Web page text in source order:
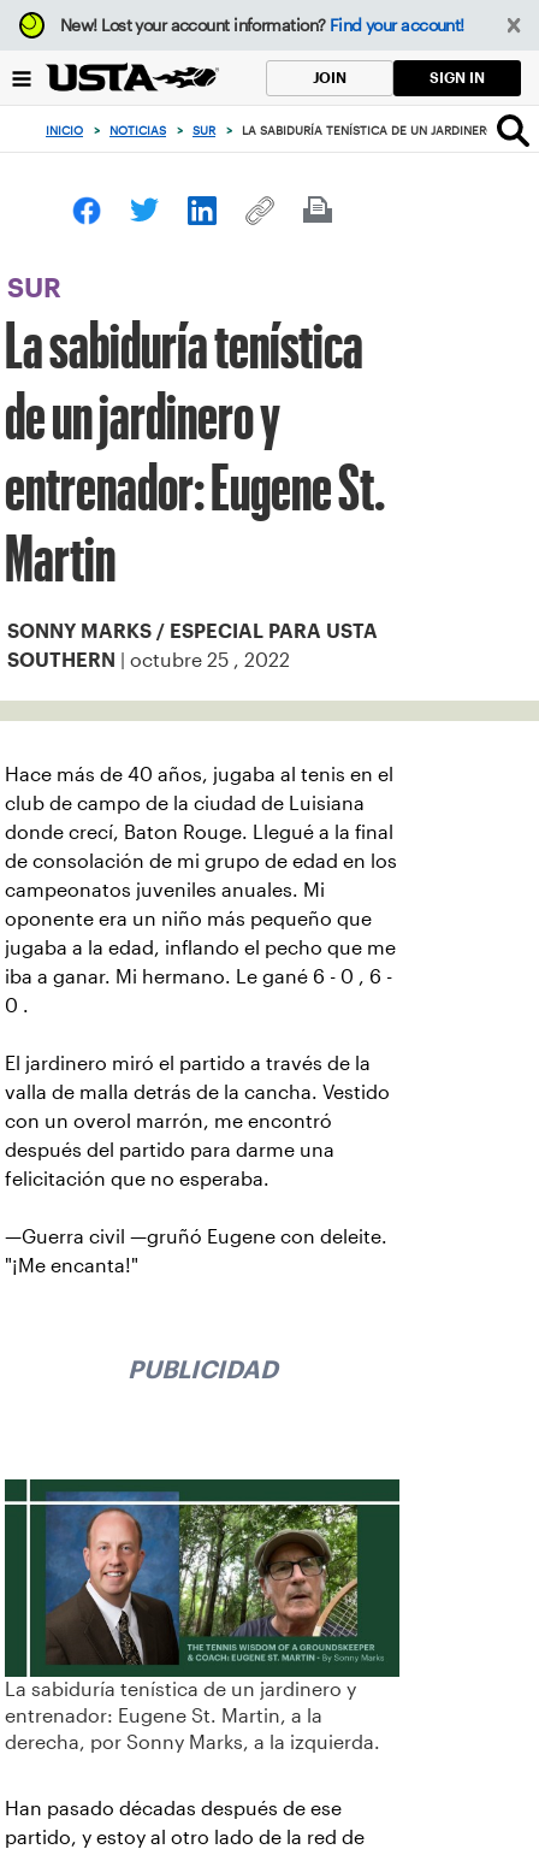
Enfoque
desde
botón
volver
principio
New!Lost your account information? Find your account!
JOIN SIGN IN
INICIO > NOTICIAS > SUR > LA SABIDURÍA TENÍSTICA DE UN JARDINERO Y
SUR
La sabiduría tenística
de un jardinero y
entrenador: Eugene St.
Martin
SONNY MARKS / ESPECIAL PARA USTA
SOUTHERN | octubre 25 , 2022
Hace más de 40 años, jugaba al tenis en el
club de campo de la ciudad de Luisiana
donde crecí, Baton Rouge. Llegué a la final
de consolación de mi grupo de edad en los
campeonatos juveniles anuales. Mi
oponente era un niño más pequeño que
jugaba a la edad, inflando el pecho que me
iba a ganar. Mi hermano. Le gané 6 - 0 , 6 -
0 .
El jardinero miró el partido a través de la
valla de malla detrás de la cancha. Vestido
con un overol marrón, me encontró
después del partido para darme una
felicitación que no esperaba.
—Guerra civil —gruñó Eugene con deleite.
"¡Me encanta!"
PUBLICIDAD
La sabiduría tenística de un jardinero y
entrenador: Eugene St. Martin, a la
derecha, por Sonny Marks, a la izquierda.
Han pasado décadas después de ese
partido, y estoy al otro lado de la red de